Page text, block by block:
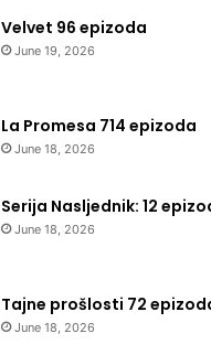
Velvet 96 epizoda
June 19, 2026
La Promesa 714 epizoda
June 18, 2026
Serija Nasljednik: 12
June 18, 2026
Tajne prošlosti 72
June 18, 2026